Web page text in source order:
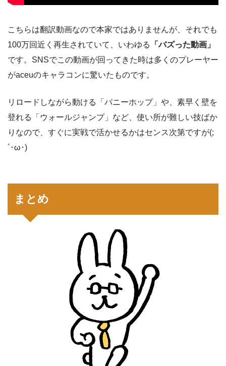
こちらは翻訳動画なので本家ではありませんが、それでも
100万回近く再生されていて、いわゆる
「バズった動画」
です。SNSでこの動画が回ってきた時は多くのプレーヤー
がaceuのキャラコンに驚いたものです。
リロードしながら動ける「バニーホップ」や、素早く壁を
登れる「ウォールジャンプ」など、使い所が難しい技ばか
りなので、すぐに実戦で活かせるかはセンス次第ですが(;
´･ω･)
まとめ